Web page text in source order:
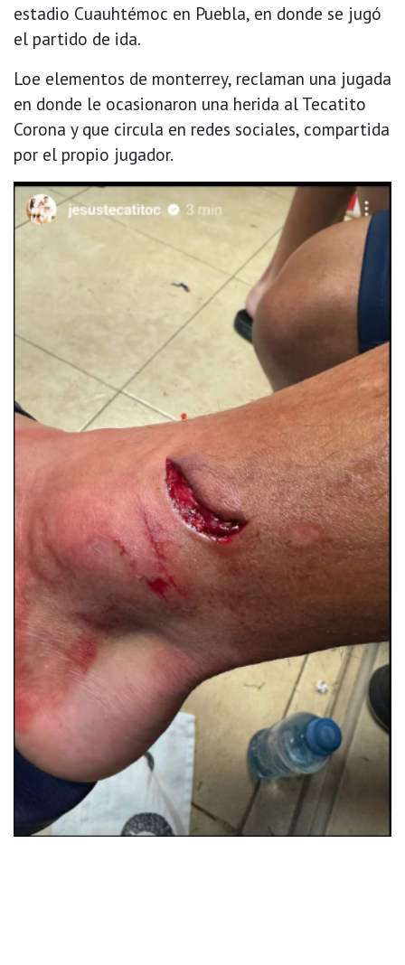
estadio Cuauhtémoc en Puebla, en donde se jugó
el partido de ida.
Loe elementos de monterrey, reclaman una jugada
en donde le ocasionaron una herida al Tecatito
Corona y que circula en redes sociales, compartida
por el propio jugador.